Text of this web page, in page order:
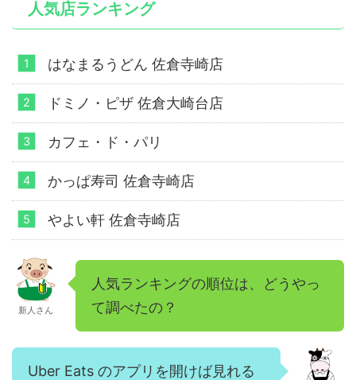
人気店ランキング
はなまるうどん 佐倉寺崎店
ドミノ・ピザ 佐倉大崎台店
カフェ・ド・パリ
かっぱ寿司 佐倉寺崎店
やよい軒 佐倉寺崎店
新人さん
人気ランキングの順位は、どうやっ
て調べたの？
Uber Eats のアプリを開けば見れる